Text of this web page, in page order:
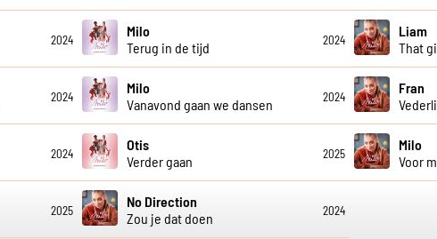
2024
Milo
Terug in de tijd
2024
Liam
That
2024
Milo
Vanavond gaan we dansen
2024
Fran
2024
Otis
Verder gaan
2025
Milo
Voor
2025
No Direction
Zou je dat doen
2024